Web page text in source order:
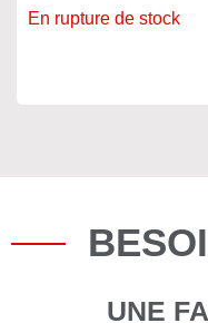
En rupture de stock
UNE